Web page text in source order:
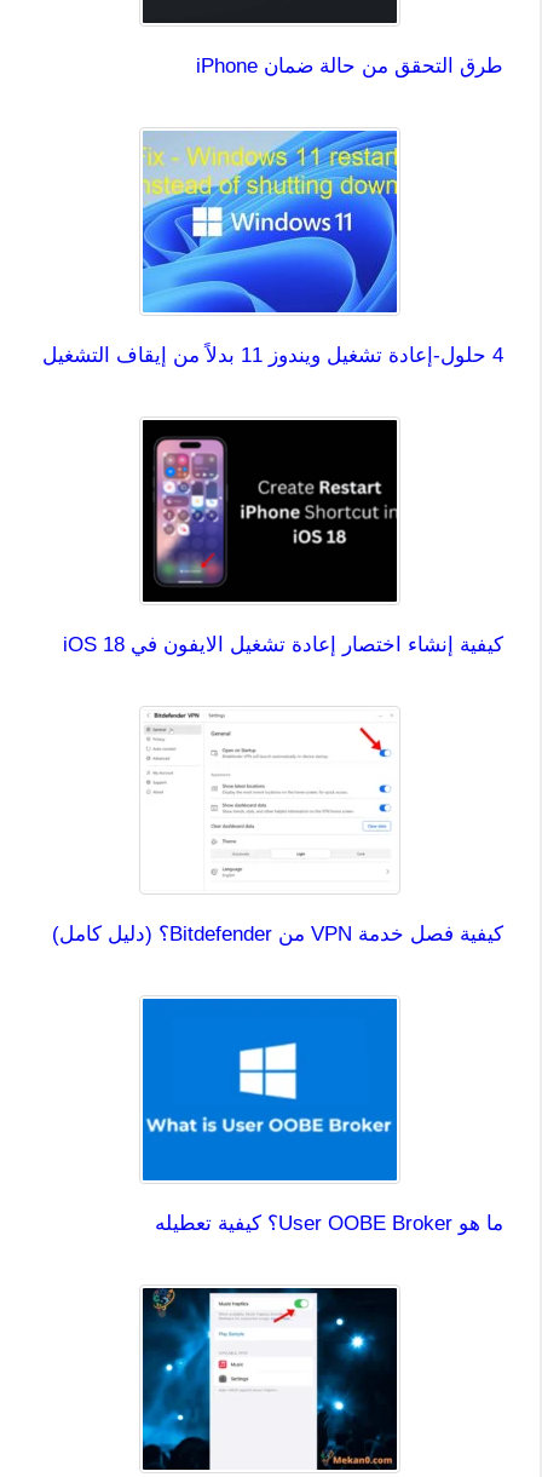
طرق التحقق من حالة ضمان iPhone
4 حلول-إعادة تشغيل ويندوز 11 بدلاً من إيقاف التشغيل
كيفية إنشاء اختصار إعادة تشغيل الايفون في iOS 18
كيفية فصل خدمة VPN من Bitdefender؟ (دليل كامل)
ما هو User OOBE Broker؟ كيفية تعطيله